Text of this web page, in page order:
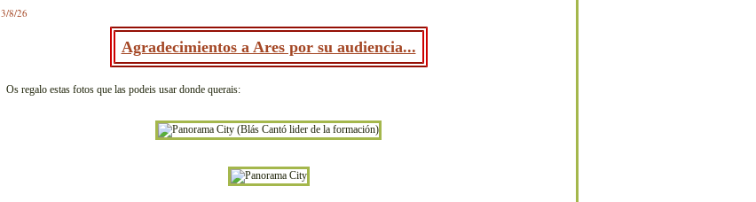
3/8/26
Agradecimientos a Ares por su audiencia...
Os regalo estas fotos que las podeis usar donde querais: